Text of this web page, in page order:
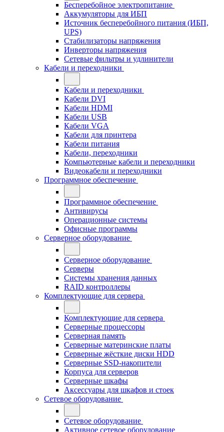
Бесперебойное электропитание
Аккумуляторы для ИБП
Источник бесперебойного питания (ИБП,
UPS)
Стабилизаторы напряжения
Инверторы напряжения
Сетевые фильтры и удлинители
Кабели и переходники
Кабели и переходники
Кабели DVI
Кабели HDMI
Кабели USB
Кабели VGA
Кабели для принтера
Кабели питания
Кабели, переходники
Компьютерные кабели и переходники
Видеокабели и переходники
Программное обеспечение
Программное обеспечение
Антивирусы
Операционные системы
Офисные программы
Серверное оборудование
Серверное оборудование
Серверы
Системы хранения данных
RAID контроллеры
Комплектующие для сервера
Комплектующие для сервера
Серверные процессоры
Серверная память
Серверные материнские платы
Серверные жёсткие диски HDD
Серверные SSD-накопители
Корпуса для серверов
Серверные шкафы
Аксессуары для шкафов и стоек
Сетевое оборудование
Сетевое оборудование
Активное сетевое оборудование